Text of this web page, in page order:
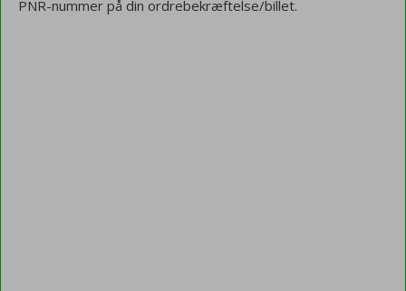
PNR-nummer på din ordrebekræftelse/billet.